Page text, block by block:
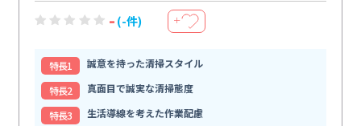
- (-件) ＋
特⻑1
誠意を持った清掃スタイル
特⻑2
真面目で誠実な清掃態度
特⻑3
生活導線を考えた作業配慮